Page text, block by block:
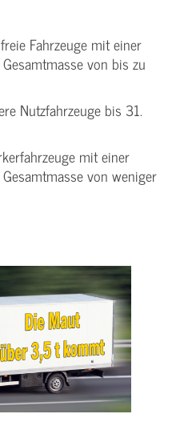
Fahrzeuge mit einer
von bis zu
Nutzfahrzeuge bis 31.
mit einer
von weniger